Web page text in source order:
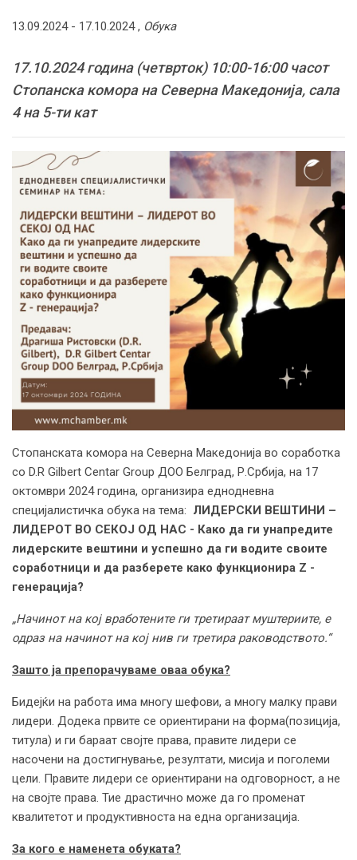
13.09.2024 - 17.10.2024, Обука
17.10.2024 година (четврток) 10:00-16:00 часот
Стопанска комора на Северна Македонија, сала
4 на 5-ти кат
Стопанската комора на Северна Македонија во соработка
со D.R Gilbert Centar Group ДОО Белград, Р.Србија, на 17
октомври 2024 година, организира еднодневна
специјалистичка обука на тема: ЛИДЕРСКИ ВЕШТИНИ –
ЛИДЕРОТ ВО СЕКОЈ ОД НАС - Како да ги унапредите
лидерските вештини и успешно да ги водите своите
соработници и да разберете како функционира Z -
генерација?
„Начинот на кој вработените ги третираат муштериите, е
одраз на начинот на кој нив ги третира раководството.“
Зашто ја препорачуваме оваа обука?
Бидејќи на работа има многу шефови, а многу малку прави
лидери. Додека првите се ориентирани на форма(позиција,
титула) и ги бараат својте права, правите лидери се
насочени на достигнување, резултати, мисија и поголеми
цели. Правите лидери се ориентирани на одговорност, а не
на својте права. Тие драстично може да го променат
квалитетот и продуктивноста на една организација.
За кого е наменета обуката?